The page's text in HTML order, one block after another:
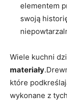
elementem
swoją
Wiele kuchni
materiały
które
wykonane z